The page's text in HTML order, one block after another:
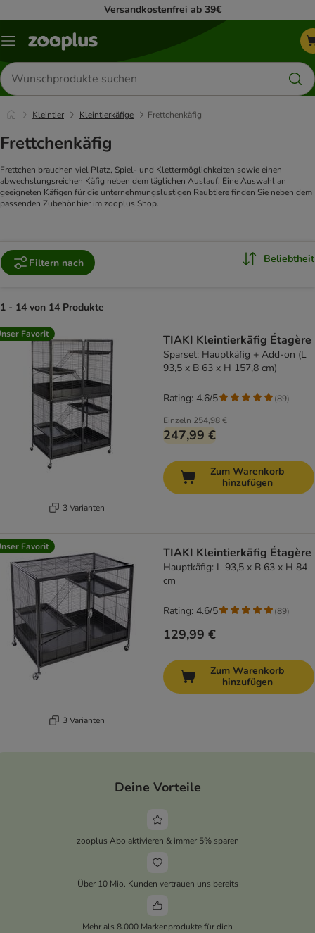
Versandkostenfrei ab 39€
Menü
Produkte
suchen
Kleintier Kleintierkäfige Frettchenkäfig
Frettchenkäfig
Frettchen brauchen viel Platz, Spiel- und Klettermöglichkeiten sowie einen
abwechslungsreichen Käfig neben dem täglichen Auslauf. Eine Auswahl an
geeigneten Käfigen für die unternehmungslustigen Raubtiere finden Sie neben dem
passenden Zubehör hier im zooplus Shop.
Filtern nach Beliebtheit
1 - 14 von 14 Produkte
product items have been changed
Favorit
3 Varianten
TIAKI Kleintierkäfig Étagère
Sparset: Hauptkäfig + Add-on (L
93,5 x B 63 x H 157,8 cm)
Einzeln 254,98 €
247,99 €
Rating: 4.6/5 (89)
Zum Warenkorb
hinzufügen
Favorit
3 Varianten
TIAKI Kleintierkäfig Étagère
Hauptkäfig: L 93,5 x B 63 x H 84
cm
129,99 €
Rating: 4.6/5 (89)
Zum Warenkorb
hinzufügen
Deine Vorteile
zooplus Abo aktivieren & immer 5% sparen
Über 10 Mio. Kunden vertrauen uns bereits
Mehr als 8.000 Markenprodukte für dich